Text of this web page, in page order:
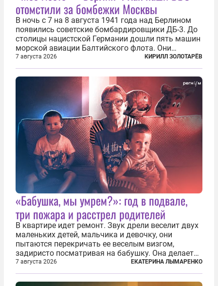
отомстили за бомбежки Москвы
В ночь с 7 на 8 августа 1941 года над Берлином
появились советские бомбардировщики ДБ-3. До
столицы нацистской Германии дошли пять машин
морской авиации Балтийского флота. Они
сбросили бомбы на город, который в тот момент
жил в полной уверенности, что война идет где-то
далеко на востоке, Красная...
7 августа 2026 КИРИЛЛ ЗОЛОТАРЁВ
«Бабушка, мы умрем?»: год в подвале,
три пожара и расстрел родителей
В квартире идет ремонт. Звук дрели веселит двух
маленьких детей, мальчика и девочку, они
пытаются перекричать ее веселым визгом,
задиристо посматривая на бабушку. Она делает
им замечание, но внуки чувствуют, что она
сердится невсерьез. И это правда: дрель, конечно,
сверлит противно, но всё...
7 августа 2026 ЕКАТЕРИНА ЛЫМАРЕНКО